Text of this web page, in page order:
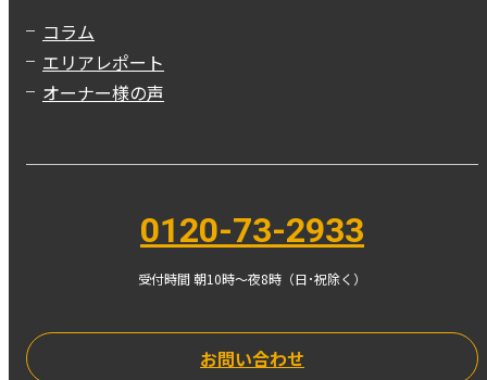
コラム
エリアレポート
オーナー様の声
0120-73-2933
受付時間 朝10時〜夜8時（日･祝除く）
お問い合わせ